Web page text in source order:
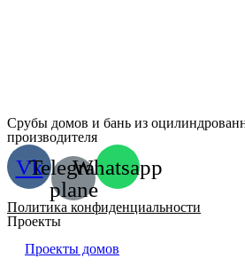
Срубы домов и бань из
производителя
VkTelegram-
plane
Whatsapp
Политика конфиденциальности
Проекты
Проекты домов